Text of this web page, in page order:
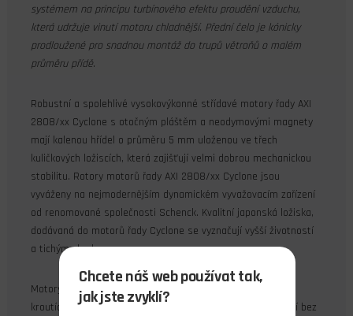
systémem na principu turbínového efektu proudění vzduchu,
která udržuje vinutí motoru chladnější. Přední čelo je kónicky
prodloužené pro snadnou montáž do trupů větroňů o malém
průměru přídě.
Robustní a spolehlivé vysokovýkonné střídavé motory řady AXI
2808/xx Cyclone s otočným pláštěm a neodymovými magnety
mají kalenou hřídel o průměru 5 mm uloženou ve třech
kuličkových ložiscích, která zajišťují velmi dobrou mechanickou
stabilitu. Rotory motorů řady AXI 2808/xx Cyclone jsou
vyváženy na nejmodernějším dynamickém vyvažovacím zařízení
od renomované společnosti Schenck. Kvalitní japonská ložiska,
dodávaná do motorů řady Cyclone se vyznačují vyšší životností
a tichým chodem.
Motory řady AXI 2808/xx Cyclone jsou díky svému velkému
kroutícímu momentu vhodné pro přímý pohon velkých vrtulí bez
Chcete náš web používat tak,
jak jste zvyklí?